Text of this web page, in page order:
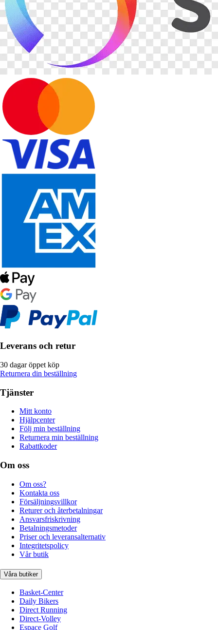
Leverans och retur
30 dagar öppet köp
Returnera din beställning
Tjänster
Mitt konto
Hjälpcenter
Följ min beställning
Returnera min beställning
Rabattkoder
Om oss
Om oss?
Kontakta oss
Försäljningsvillkor
Returer och återbetalningar
Ansvarsfriskrivning
Betalningsmetoder
Priser och leveransalternativ
Integritetspolicy
Vår butik
Våra butiker
Basket-Center
Daily Bikers
Direct Running
Direct-Volley
Espace Golf